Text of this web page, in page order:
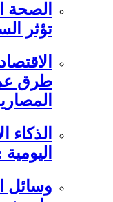
تؤثر
طرق
وسائل